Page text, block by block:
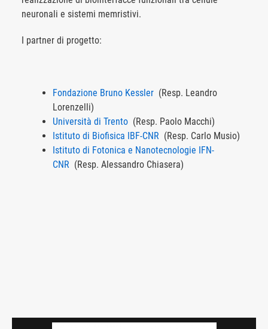
neuronali e sistemi memristivi.
I partner di progetto:
Fondazione Bruno Kessler (Resp. Leandro
Lorenzelli)
Università di Trento (Resp. Paolo Macchi)
Istituto di Biofisica IBF-CNR (Resp. Carlo Musio)
Istituto di Fotonica e Nanotecnologie IFN-
CNR (Resp. Alessandro Chiasera)